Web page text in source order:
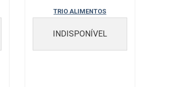
TRIO ALIMENTOS
INDISPONÍVEL